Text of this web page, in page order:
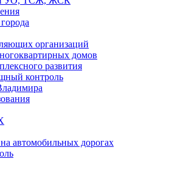
организаций
домов
развития
контроль
автомобильных дорогах